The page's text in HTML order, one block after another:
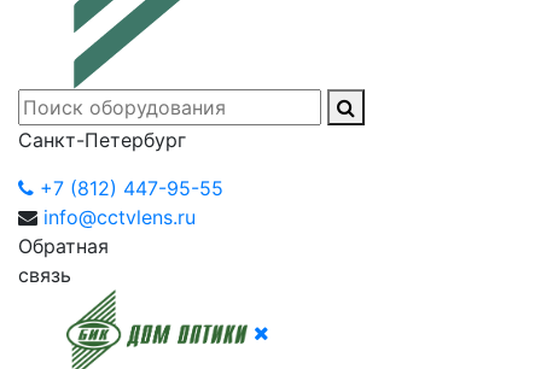
Санкт-Петербург
+7 (812) 447-95-55
info@cctvlens.ru
Обратная
связь